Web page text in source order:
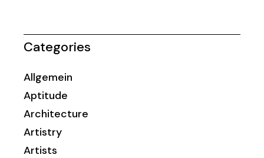
Categories
Allgemein
Aptitude
Architecture
Artistry
Artists